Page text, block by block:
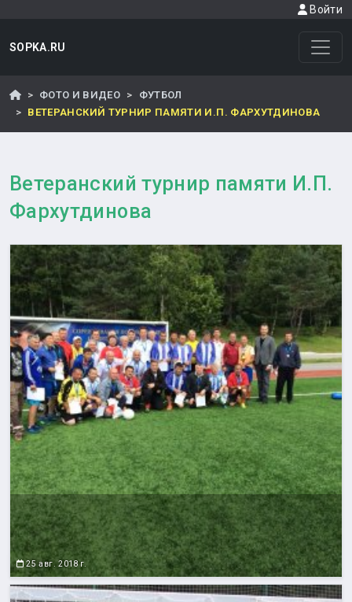
Войти
SOPKA.RU
ФОТО И ВИДЕО
ФУТБОЛ
ВЕТЕРАНСКИЙ ТУРНИР ПАМЯТИ И.П. ФАРХУТДИНОВА
Ветеранский турнир памяти И.П.
Фархутдинова
25 авг. 2018 г.